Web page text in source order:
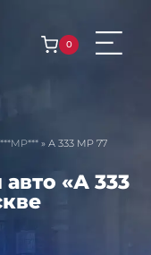
0
» А 333 МР 77
«А 333